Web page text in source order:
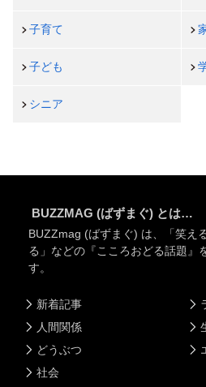
子育て
子ども
シニア
BUZZMAG (ばずまぐ) とは…
BUZZmag (ばずまぐ) は、「笑え
る」などの『こころおどる話題』
す。
新着記事
人間関係
どうぶつ
社会